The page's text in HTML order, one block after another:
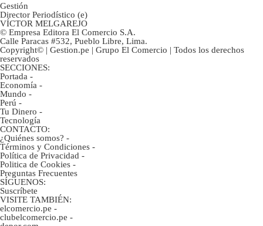
Gestión
Director Periodístico (e)
VÍCTOR MELGAREJO
© Empresa Editora El Comercio S.A.
Calle Paracas #532, Pueblo Libre, Lima.
Copyright© | Gestion.pe | Grupo El Comercio | Todos los derechos
reservados
SECCIONES:
Portada -
Economía -
Mundo -
Perú -
Tu Dinero -
Tecnología
CONTACTO:
¿Quiénes somos? -
Términos y Condiciones -
Política de Privacidad -
Politica de Cookies -
Preguntas Frecuentes
SÍGUENOS:
Suscríbete
VISITE TAMBIÉN:
elcomercio.pe -
clubelcomercio.pe -